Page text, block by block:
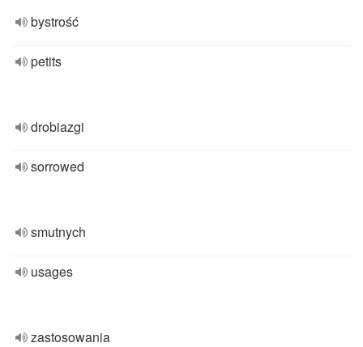
bystrość
petits
drobiazgi
sorrowed
smutnych
usages
zastosowania